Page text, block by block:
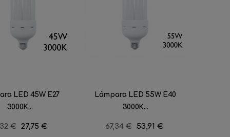
LED 45W E27
3000K...
€ Precio
27,75 €
Lámpara LED 55W E40
3000K...
Precio
67,34 € Precio
53,91 €